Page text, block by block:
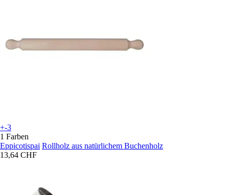
+-3
1 Farben
Eppicotispai Rollholz aus natürlichem Buchenholz
13,64 CHF